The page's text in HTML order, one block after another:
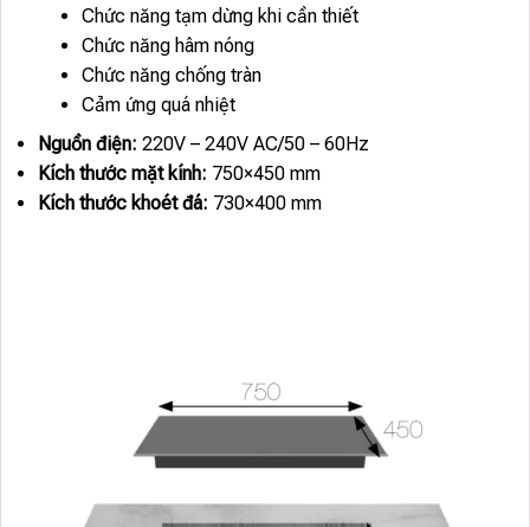
Chức năng tạm dừng khi cần thiết
Chức năng hâm nóng
Chức năng chống tràn
Cảm ứng quá nhiệt
Nguồn điện: 220V – 240V AC/50 – 60Hz
Kích thước mặt kính: 750×450 mm
Kích thước khoét đá: 730×400 mm